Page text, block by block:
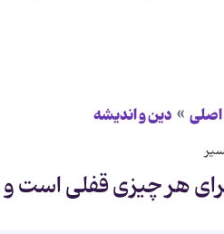
دین و اندیشه
هر چیزی قفلی است